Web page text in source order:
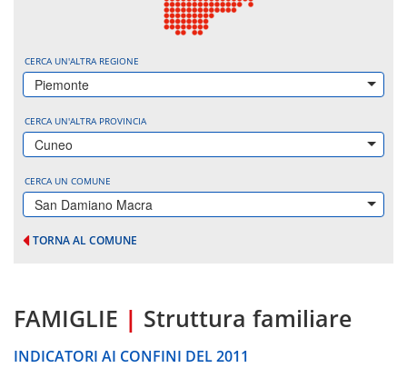
CERCA UN'ALTRA REGIONE
Piemonte
CERCA UN'ALTRA PROVINCIA
Cuneo
CERCA UN COMUNE
San Damiano Macra
TORNA AL COMUNE
FAMIGLIE | Struttura familiare
INDICATORI AI CONFINI DEL 2011